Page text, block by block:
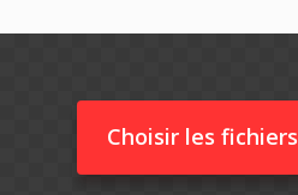
Choisir les fichiers